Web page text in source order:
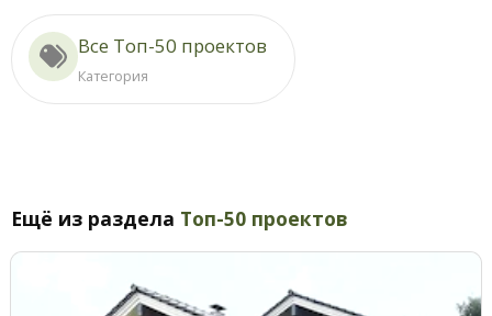
Все Топ-50 проектов
Категория
Ещё из раздела Топ-50 проектов